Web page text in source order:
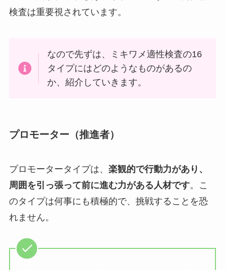
検査は重要視されています。
なので先ずは、ミキワメ適性検査の16
タイプにはどのようなものがあるの
か、紹介していきます。
プロモーター（推進者）
プロモータータイプは、 楽観的で行動力があり、
周囲を引っ張って前に進む力がある人材です。こ
のタイプは何事にも積極的で、挑戦することを恐
れません。